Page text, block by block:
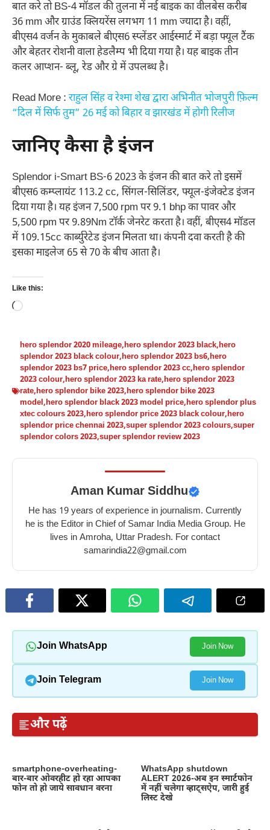
बात करे तो BS-4 मॉडल की तुलना में नई बाइक का वीलबेस करीब
36 mm और ग्राउंड क्लियरेंस लगभग 11 mm ज्यादा है। वहीं,
बीएस4 वर्जन के मुकाबले बीएस6 स्प्लेंडर आईस्मार्ट में बड़ा फ्यूल टैंक
और बेहतर रोशनी वाला हेडलैम्प भी दिया गया है। यह बाइक तीन
कलर आप्शन- ब्लू, रेड और ग्रे में उपलब्ध है।
Read More : राहुल सिंह व रेश्मा शेख द्वारा अभिनीत भोजपुरी फ़िल्म
“दिल में सिर्फ तुम” 26 मई को बिहार व झारखंड में होगी रिलीज
जानिए कैसा है इंजन
Splendor i-Smart BS-6 2023 के इंजन की बात करे तो इसमें
बीएस6 कम्प्लायंट 113.2 cc, सिंगल-सिलिंडर, फ्यूल-इंजेक्टेड इंजन
दिया गया है। यह इंजन 7,500 rpm पर 9.1 bhp का पावर और
5,500 rpm पर 9.89Nm टॉर्क जेनरेट करता है। वहीं, बीएस4 मॉडल
में 109.15cc कार्ब्युरेटेड इंजन मिलता था। कंपनी दवा करती है की
इसका माइलेज 65 से 70 के बीच आता है।
Like this:
Loading…
hero splendor 2020 mileage,hero splendor 2023 black,hero
splendor 2023 black colour,hero splendor 2023 bs6,hero
splendor 2023 bs7 price,hero splendor 2023 cc,hero splendor
2023 colour,hero splendor 2023 ka rate,hero splendor 2023
rate,hero splendor bike 2023,hero splendor bike 2023
model,hero splendor black 2023 model price,hero splendor plus
xtec colours 2023,hero splendor price 2023 black colour,hero
splendor price chennai 2023,super splendor 2023 colours,super
splendor colors 2023,super splendor review 2023
Aman Kumar Siddhu
He has 19 years of experience in journalism. Currently
he is the Editor in Chief of Samar India Media Group. He
lives in Amroha, Uttar Pradesh. For contact
samarindia22@gmail.com
Join WhatsApp Join Now
Join Telegram Join Now
और पढ़ें
smartphone-overheating-
बार-बार ओवरहीट हो रहा आपका
फोन तो हो जाये सावधान वरना
WhatsApp shutdown
ALERT 2026-अब इन स्मार्टफोन
में नहीं चलेगा व्हाट्सऐप, जारी हुई
लिस्ट देखे